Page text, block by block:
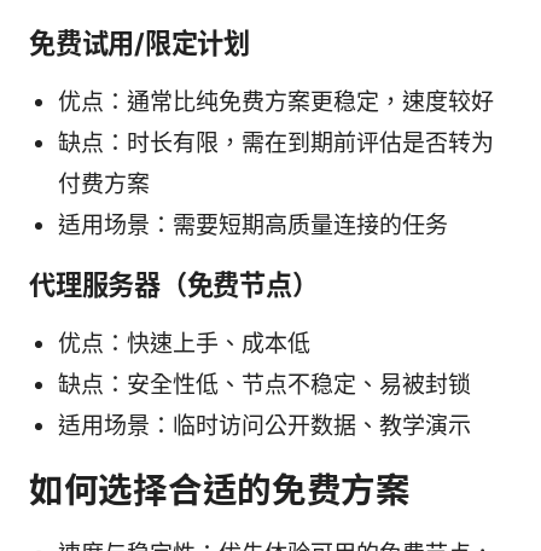
免费试用/限定计划
优点：通常比纯免费方案更稳定，速度较好
缺点：时长有限，需在到期前评估是否转为
付费方案
适用场景：需要短期高质量连接的任务
代理服务器（免费节点）
优点：快速上手、成本低
缺点：安全性低、节点不稳定、易被封锁
适用场景：临时访问公开数据、教学演示
如何选择合适的免费方案